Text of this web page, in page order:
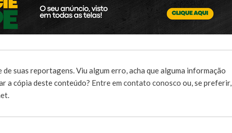
suas reportagens. Viu algum erro, acha que alguma informação
a cópia deste conteúdo? Entre em contato conosco ou, se preferir,
.